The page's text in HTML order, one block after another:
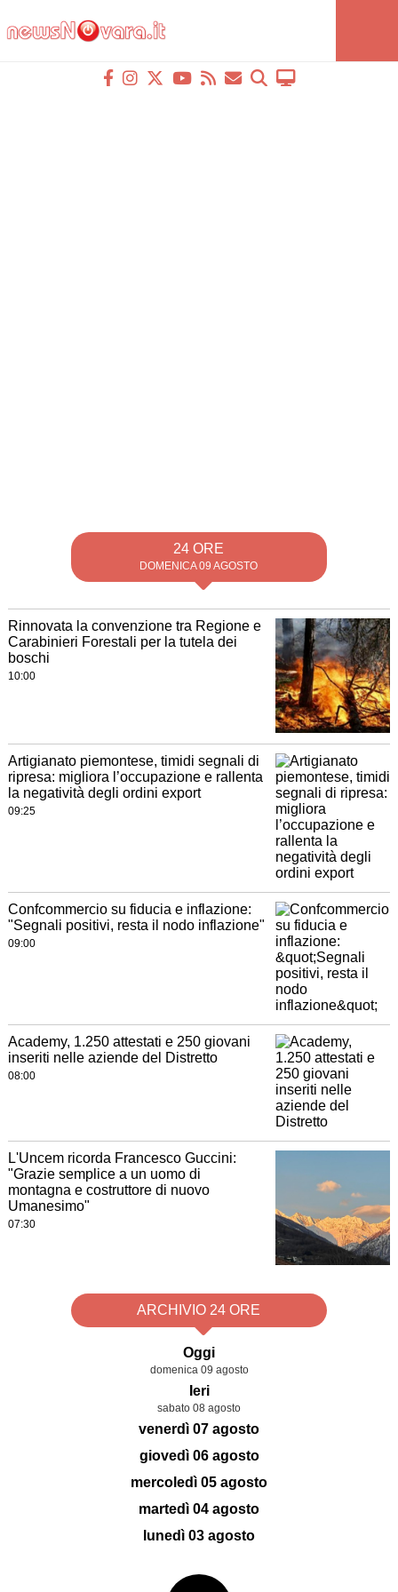
24 ORE
DOMENICA 09 AGOSTO
Rinnovata la convenzione tra Regione e
Carabinieri Forestali per la tutela dei
boschi
10:00
Artigianato piemontese, timidi segnali di
ripresa: migliora l’occupazione e rallenta
la negatività degli ordini export
09:25
Confcommercio su fiducia e inflazione:
"Segnali positivi, resta il nodo inflazione"
09:00
Academy, 1.250 attestati e 250 giovani
inseriti nelle aziende del Distretto
08:00
L'Uncem ricorda Francesco Guccini:
"Grazie semplice a un uomo di
montagna e costruttore di nuovo
Umanesimo"
07:30
ARCHIVIO 24 ORE
Oggi
domenica 09 agosto
Ieri
sabato 08 agosto
venerdì 07 agosto
giovedì 06 agosto
mercoledì 05 agosto
martedì 04 agosto
lunedì 03 agosto